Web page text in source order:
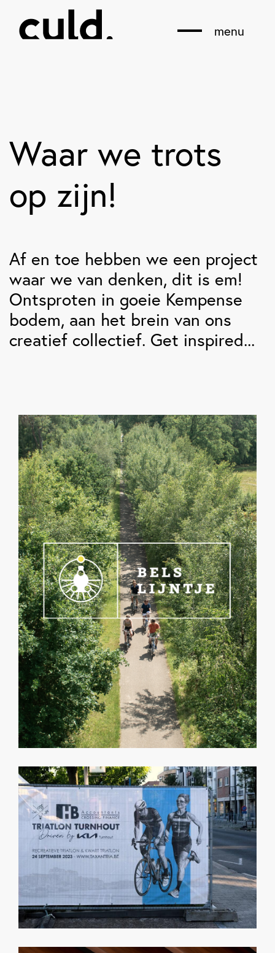
menu
Waar we trots
op zijn!
Af en toe hebben we een project
waar we van denken, dit is em!
Ontsproten in goeie Kempense
bodem, aan het brein van ons
creatief collectief. Get inspired...